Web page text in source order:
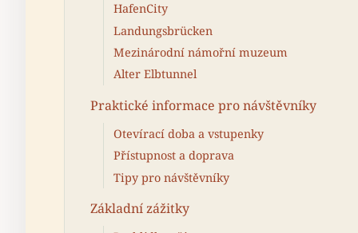
HafenCity
Landungsbrücken
Mezinárodní námořní muzeum
Alter Elbtunnel
Praktické informace pro návštěvníky
Otevírací doba a vstupenky
Přístupnost a doprava
Tipy pro návštěvníky
Základní zážitky